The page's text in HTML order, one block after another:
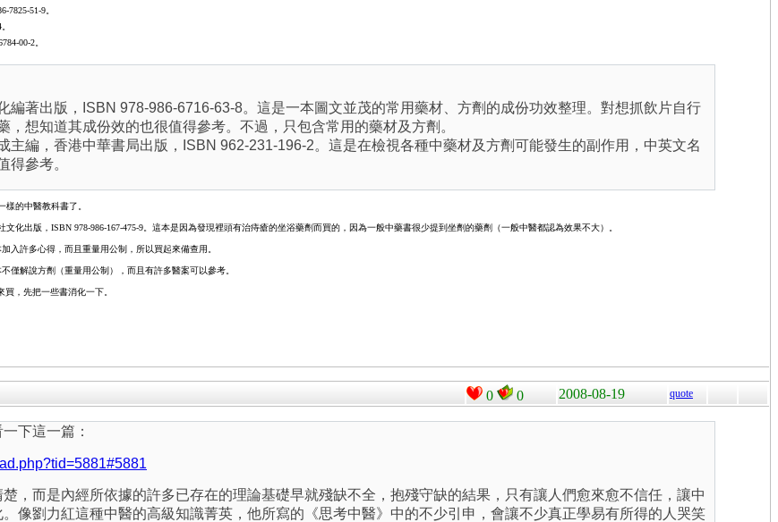
51-9。
00-2。
編著出版，ISBN 978-986-6716-63-8。這是一本圖文並茂的常用藥材、方劑的成份功效整理。對想抓飲片自行
，想知道其成份效的也很值得參考。不過，只包含常用的藥材及方劑。
主編，香港中華書局出版，ISBN 962-231-196-2。這是在檢視各種中藥材及方劑可能發生的副作用，中英文名
得參考。
的中醫教科書了。
化出版，ISBN 978-986-167-475-9。這本是因為發現裡頭有治痔瘡的坐浴藥劑而買的，因為一般中藥書很少提到坐劑的藥劑（一般中醫都認為效果不大）。
入許多心得，而且重量用公制，所以買起來備查用。
僅解說方劑（重量用公制），而且有許多醫案可以參考。
，先把一些書消化一下。
0 0 2008-08-19 quote
下這一篇：
，而是內經所依據的許多已存在的理論基礎早就殘缺不全，抱殘守缺的結果，只有讓人們愈來愈不信任，讓中
像劉力紅這種中醫的高級知識菁英，他所寫的《思考中醫》中的不少引申，會讓不少真正學易有所得的人哭笑